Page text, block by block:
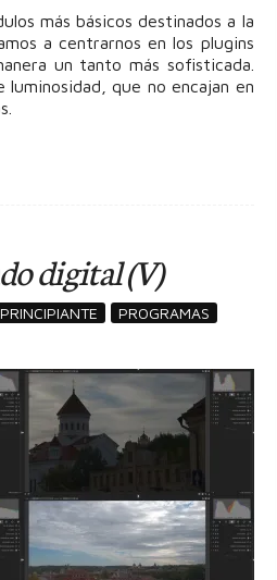
más básicos destinados a la
a centrarnos en los plugins
un tanto más sofisticada.
que no encajan en
digital (V)
PRINCIPIANTE PROGRAMAS